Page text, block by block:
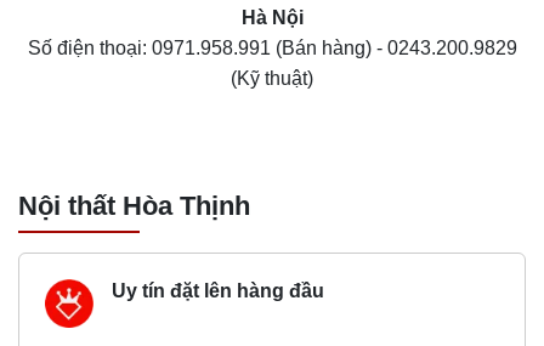
Hà Nội
Số điện thoại: 0971.958.991 (Bán hàng) - 0243.200.9829
(Kỹ thuật)
Nội thất Hòa Thịnh
Uy tín đặt lên hàng đầu